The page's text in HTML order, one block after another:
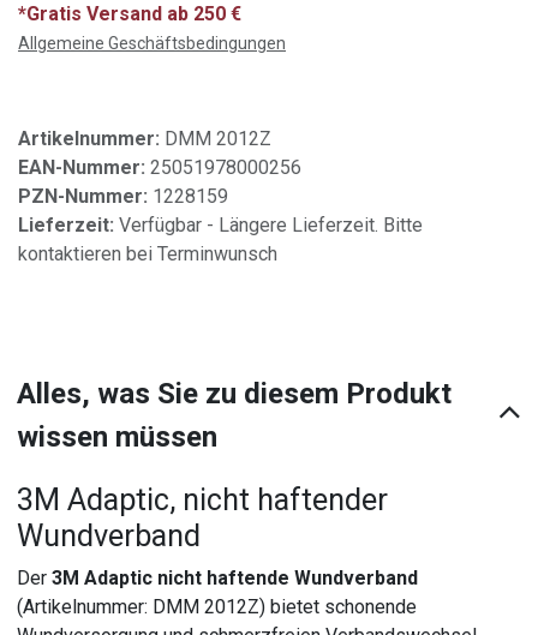
*Gratis Versand ab 250 €
Allgemeine Geschäftsbedingungen
Artikelnummer: DMM 2012Z
EAN-Nummer: 25051978000256
PZN-Nummer: 1228159
Lieferzeit: Verfügbar - Längere Lieferzeit. Bitte
kontaktieren bei Terminwunsch
Alles, was Sie zu diesem Produkt
wissen müssen
3M Adaptic, nicht haftender
Wundverband
Der3M Adaptic nicht haftende Wundverband
(Artikelnummer: DMM 2012Z) bietet schonende